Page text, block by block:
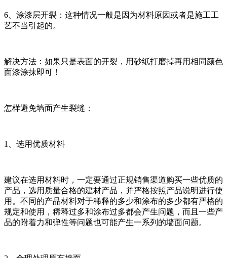
6、涂漆层开裂：这种情况一般是因为材料原因或者是施工工
艺不当引起的。
解决方法：如果只是表面的开裂，用砂纸打磨掉再用相同颜色
面漆涂抹即可！
怎样避免墙面产生裂缝：
1、选用优质材料
建议在选用材料时，一定要通过正规销售渠道购买一些优质的
产品，选用质量合格的建材产品，并严格按照产品说明进行使
用。不同的产品材料对于稀释的多少和涂布的多少都有严格的
规定和使用，稀释过多和涂布过多都会产生问题，而且一些产
品的附着力和弹性等问题也可能产生一系列的墙面问题。